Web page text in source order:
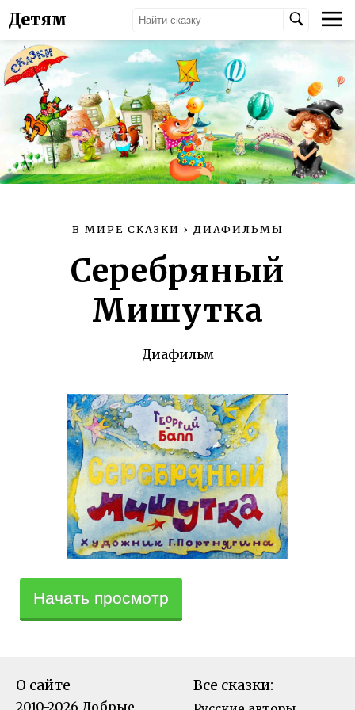
Детям
В МИРЕ СКАЗКИ › ДИАФИЛЬМЫ
Серебряный
Мишутка
Диафильм
Начать просмотр
О сайте
2010-2026 Добрые
Все сказки: